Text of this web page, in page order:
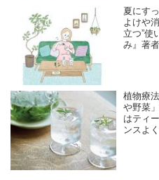
夏にす
よけや
立つ”使
み』著
植物療
や野菜
はティ
ンスよ